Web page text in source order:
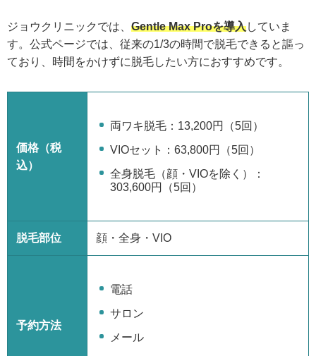
ジョウクリニックでは、 Gentle Max Proを導入していま
す。公式ページでは、従来の1/3の時間で脱毛できると謳っ
ており、時間をかけずに脱毛したい方におすすめです。
価格（税
込）
両ワキ脱毛：13,200円（5回）
VIOセット：63,800円（5回）
全身脱毛（顔・VIOを除く）：
303,600円（5回）
脱毛部位 顔・全身・VIO
予約方法
電話
サロン
メール